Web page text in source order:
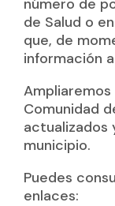
número de
de Salud o
que, de
información
Comunidad
municipio.
Puedes
enlaces: